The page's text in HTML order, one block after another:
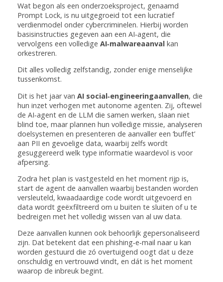
Wat begon als een onderzoeksproject, genaamd
Prompt Lock, is nu uitgegroeid tot een lucratief
verdienmodel onder cybercriminelen. Hierbij worden
basisinstructies gegeven aan een AI‑agent, die
vervolgens een volledige AI‑malwareaanval kan
orkestreren.
Dit alles volledig zelfstandig, zonder enige menselijke
tussenkomst.
Dit is het jaar van AI social‑engineeringaanvallen, die
hun inzet verhogen met autonome agenten. Zij, oftewel
de AI‑agent en de LLM die samen werken, slaan niet
blind toe, maar plannen hun volledige missie, analyseren
doelsystemen en presenteren de aanvaller een ‘buffet’
aan PII en gevoelige data, waarbij zelfs wordt
gesuggereerd welk type informatie waardevol is voor
afpersing.
Zodra het plan is vastgesteld en het moment rijp is,
start de agent de aanvallen waarbij bestanden worden
versleuteld, kwaadaardige code wordt uitgevoerd en
data wordt geëxfiltreerd om u buiten te sluiten of u te
bedreigen met het volledig wissen van al uw data.
Deze aanvallen kunnen ook behoorlijk gepersonaliseerd
zijn. Dat betekent dat een phishing‑e‑mail naar u kan
worden gestuurd die zó overtuigend oogt dat u deze
onschuldig en vertrouwd vindt, en dát is het moment
waarop de inbreuk begint.